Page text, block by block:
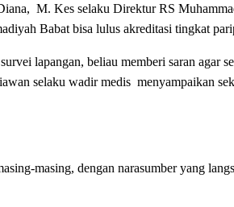
M. Kes selaku Direktur RS
Babat bisa lulus akreditasi tingkat
lapangan, beliau memberi saran agar
selaku wadir medis menyampaikan
masing, dengan narasumber yang